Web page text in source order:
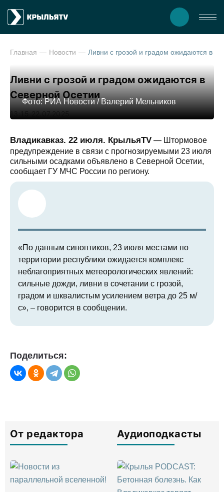
Главная Новости
Ливни с грозой и градом ожидаются в
Северной Осетии
13:15 22.07.2025
Фото: РИА Новости / Валерий Мельников
Владикавказ. 22 июля. КрыльяTV — Штормовое
предупреждение в связи с прогнозируемыми 23 июля
сильными осадками объявлено в Северной Осетии,
сообщает ГУ МЧС России по региону.
«По данным синоптиков, 23 июля местами по
территории республики ожидается комплекс
неблагоприятных метеорологических явлений:
сильные дожди, ливни в сочетании с грозой,
градом и шквалистым усилением ветра до 25 м/
с», – говорится в сообщении.
Поделиться:
От редактора Аудиоподкасты